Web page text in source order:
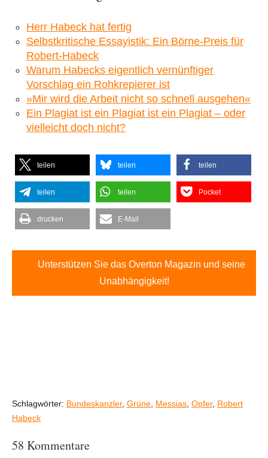
Herr Habeck hat fertig
Selbstkritische Essayistik: Ein Börne-Preis für
Robert-Habeck
Warum Habecks eigentlich vernünftiger
Vorschlag ein Rohkrepierer ist
»Mir wird die Arbeit nicht so schnell ausgehen«
Ein Plagiat ist ein Plagiat ist ein Plagiat – oder
vielleicht doch nicht?
teilen teilen teilen
teilen teilen Pocket
drucken E-Mail
Unterstützen Sie das Overton Magazin und seine
Unabhängigkeit!
Schlagwörter: Bundeskanzler, Grüne, Messias, Opfer, Robert
Habeck
58 Kommentare